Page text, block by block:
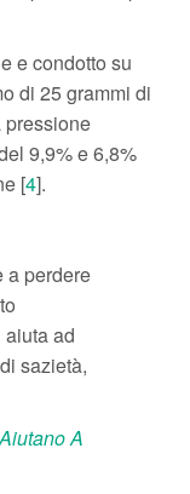
e condotto su
di 25 grammi di
pressione
9,9% e 6,8%
[4].
a perdere
ad
sazietà,
A